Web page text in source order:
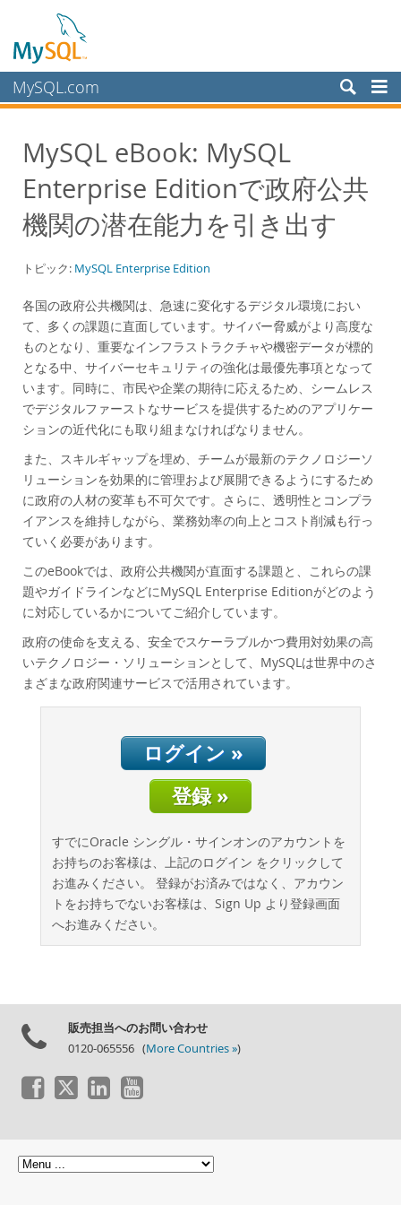
MySQL.com
サービス
パートナー
お客様
ホワイトペーパー
導入事例
Books
パフォーマンス
ベンチマーク
データベースの移行
総所有コスト(TCO)計算ツール
通信
金融サービス
政府
ニュース & イベント
ご購入方法
ダウンロード
ドキュメント
デベロッパー ゾーン
MySQL eBook: MySQL
Enterprise Editionで政府公共
機関の潜在能力を引き出す
トピック: MySQL Enterprise Edition
各国の政府公共機関は、急速に変化するデジタル環境におい
て、多くの課題に直面しています。サイバー脅威がより高度な
ものとなり、重要なインフラストラクチャや機密データが標的
となる中、サイバーセキュリティの強化は最優先事項となって
います。同時に、市民や企業の期待に応えるため、シームレス
でデジタルファーストなサービスを提供するためのアプリケー
ションの近代化にも取り組まなければなりません。
また、スキルギャップを埋め、チームが最新のテクノロジーソ
リューションを効果的に管理および展開できるようにするため
に政府の人材の変革も不可欠です。さらに、透明性とコンプラ
イアンスを維持しながら、業務効率の向上とコスト削減も行っ
ていく必要があります。
このeBookでは、政府公共機関が直面する課題と、これらの課
題やガイドラインなどにMySQL Enterprise Editionがどのよう
に対応しているかについてご紹介しています。
政府の使命を支える、安全でスケーラブルかつ費用対効果の高
いテクノロジー・ソリューションとして、MySQLは世界中のさ
まざまな政府関連サービスで活用されています。
ログイン »
登録 »
すでにOracle シングル・サインオンのアカウントを
お持ちのお客様は、上記のログイン をクリックして
お進みください。 登録がお済みではなく、アカウン
トをお持ちでないお客様は、Sign Up より登録画面
へお進みください。
販売担当へのお問い合わせ
0120-065556 (More Countries »)